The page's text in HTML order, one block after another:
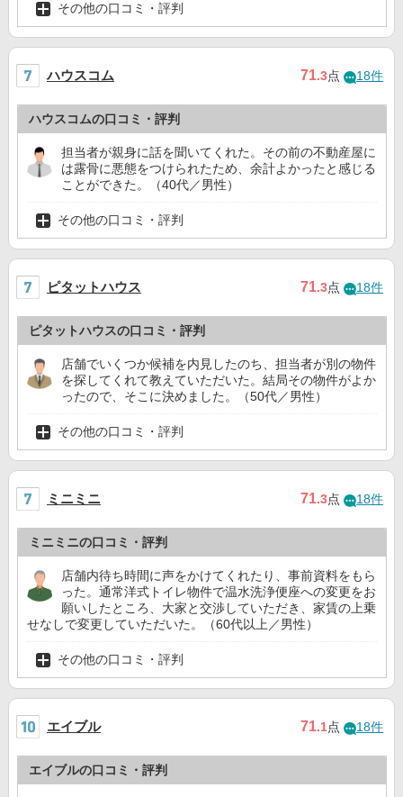
その他の口コミ・評判
ハウスコム 71.3点 18件
ハウスコムの口コミ・評判
担当者が親身に話を聞いてくれた。その前の不動産屋に
は露骨に悪態をつけられたため、余計よかったと感じる
ことができた。（40代／男性）
その他の口コミ・評判
ピタットハウス 71.3点 18件
ピタットハウスの口コミ・評判
店舗でいくつか候補を内見したのち、担当者が別の物件
を探してくれて教えていただいた。結局その物件がよか
ったので、そこに決めました。（50代／男性）
その他の口コミ・評判
ミニミニ 71.3点 18件
ミニミニの口コミ・評判
店舗内待ち時間に声をかけてくれたり、事前資料をもら
った。通常洋式トイレ物件で温水洗浄便座への変更をお
願いしたところ、大家と交渉していただき、家賃の上乗
せなしで変更していただいた。（60代以上／男性）
その他の口コミ・評判
エイブル 71.1点 18件
エイブルの口コミ・評判